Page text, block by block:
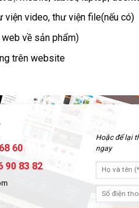
viện video, thư viện file(nếu có)
về sản phẩm)
trên website
60
90 83 82
Hoặc để lại
ngay